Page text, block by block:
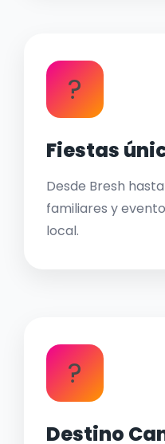
?
Fiestas
Desde Bresh
familiares y
local.
?
Destino